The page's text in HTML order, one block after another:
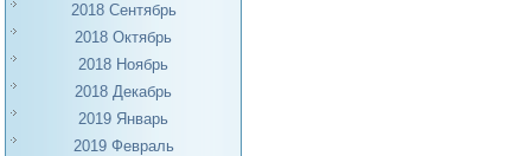
2018 Сентябрь
2018 Октябрь
2018 Ноябрь
2018 Декабрь
2019 Январь
2019 Февраль